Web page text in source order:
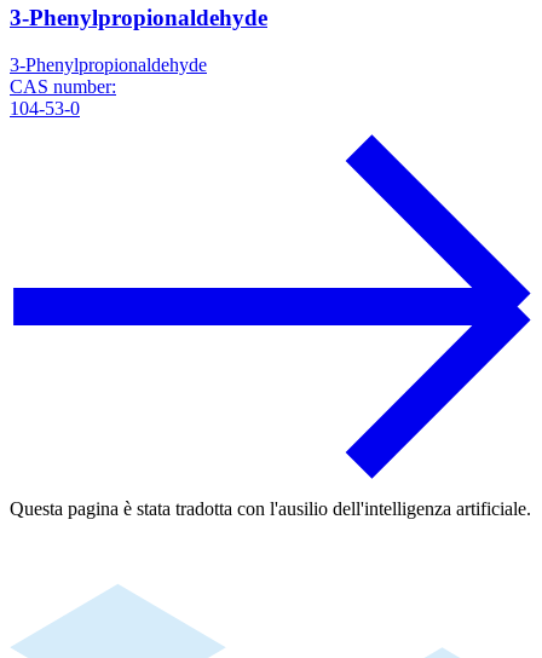
3-Phenylpropionaldehyde
3-Phenylpropionaldehyde
CAS number:
104-53-0
Questa pagina è stata tradotta con l'ausilio dell'intelligenza artificiale.